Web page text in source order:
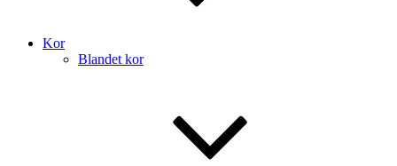
Kor
Blandet kor